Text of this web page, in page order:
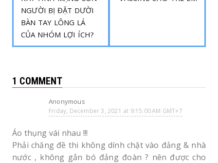
NGƯỜI BỊ ĐẶT DƯỜI
BÀN TAY LÔNG LÁ
CỦA NHÓM LỢI ÍCH?
1 COMMENT
Anonymous
Friday, December 3, 2021 at 9:15:00 AM GMT+7
Áo thụng vái nhau !!!
Phải chăng đề thi không dính chặt vào đảng & nhà
nước , không gắn bó đảng đoàn ? nên được cho